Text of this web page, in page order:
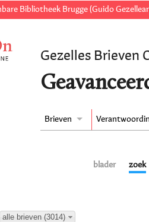
Bibliotheek Brugge (Guido
Gezelles Brieven
Brieven
blader zoek
alle brieven (3014)